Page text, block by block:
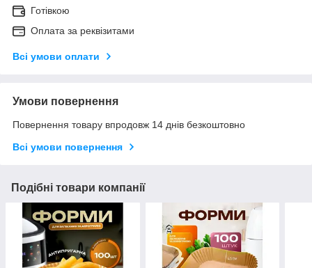
Готівкою
Оплата за реквізитами
Всі умови оплати
Умови повернення
Повернення товару впродовж 14 днів безкоштовно
Всі умови повернення
Подібні товари компанії